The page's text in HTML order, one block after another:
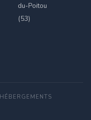
du-Poitou
(53)